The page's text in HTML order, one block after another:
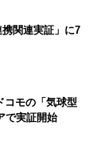
関連実証」に7
モの「気球型
で実証開始